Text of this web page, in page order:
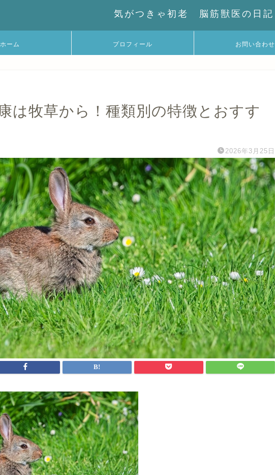
気がつきゃ初老 脳筋獣医の日記
ホーム プロフィール お問い合わせ
は牧草から！種類別の特徴とおすす
2026年3月25日